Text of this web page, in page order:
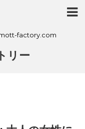
factory.com
リー